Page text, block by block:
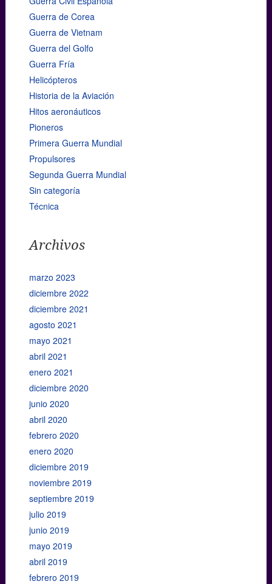
Guerra de Corea
Guerra de Vietnam
Guerra del Golfo
Guerra Fría
Helicópteros
Historia de la Aviación
Hitos aeronáuticos
Pioneros
Primera Guerra Mundial
Propulsores
Segunda Guerra Mundial
Sin categoría
Técnica
Archivos
marzo 2023
diciembre 2022
diciembre 2021
agosto 2021
mayo 2021
abril 2021
enero 2021
diciembre 2020
junio 2020
abril 2020
febrero 2020
enero 2020
diciembre 2019
noviembre 2019
septiembre 2019
julio 2019
junio 2019
mayo 2019
abril 2019
febrero 2019